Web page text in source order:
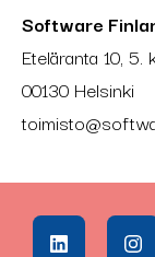
Software
Eteläranta 10, 5.
00130 Helsinki